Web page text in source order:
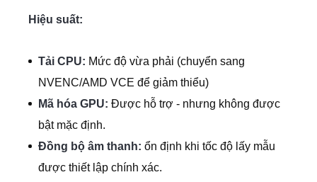
Hiệu suất:
Tải CPU: Mức độ vừa phải (chuyển sang
NVENC/AMD VCE để giảm thiểu)
Mã hóa GPU: Được hỗ trợ - nhưng không được
bật mặc định.
Đồng bộ âm thanh: ổn định khi tốc độ lấy mẫu
được thiết lập chính xác.